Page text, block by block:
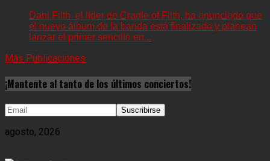
Dani Filth, el líder de Cradle of Filth, ha anunciado que
el nuevo álbum de la banda está finalizado y planean
lanzar el primer sencillo en...
Más Publicaciones
¡Mantente al tanto de los últimos conciertos!
agosto, 2026